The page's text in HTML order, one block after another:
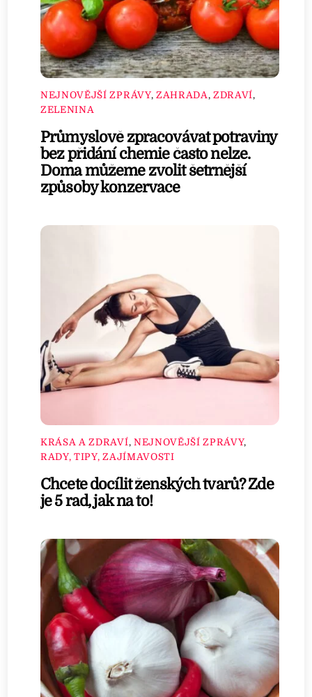
NEJNOVĚJŠÍ ZPRÁVY, ZAHRADA, ZDRAVÍ,
ZELENINA
Průmyslově zpracovávat potraviny
bez přidání chemie často nelze.
Doma můžeme zvolit šetrnější
způsoby konzervace
KRÁSA A ZDRAVÍ, NEJNOVĚJŠÍ ZPRÁVY,
RADY, TIPY, ZAJÍMAVOSTI
Chcete docílit ženských tvarů? Zde
je 5 rad, jak na to!